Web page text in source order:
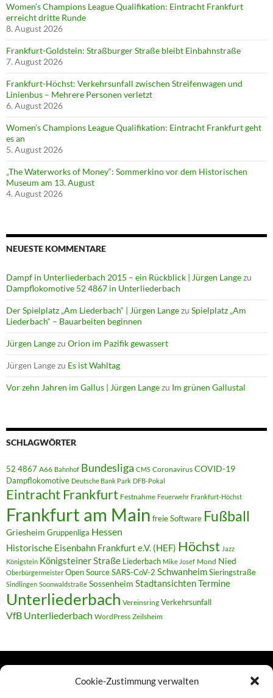
Cookie-Zustimmung verwalten
Women’s Champions League Qualifikation: Eintracht Frankfurt
erreicht dritte Runde
8. August 2026
Frankfurt-Goldstein: Straßburger Straße bleibt Einbahnstraße
7. August 2026
Frankfurt-Höchst: Verkehrsunfall zwischen Streifenwagen und
Linienbus – Mehrere Personen verletzt
6. August 2026
Women’s Champions League Qualifikation: Eintracht Frankfurt geht
es an
5. August 2026
„The Waterworks of Money“: Sommerkino vor dem Historischen
Museum am 13. August
4. August 2026
NEUESTE KOMMENTARE
Dampf in Unterliederbach 2015 – ein Rückblick | Jürgen Langezu
Dampflokomotive 52 4867 in Unterliederbach
Der Spielplatz „Am Liederbach“ | Jürgen Langezu Spielplatz „Am
Liederbach“ – Bauarbeiten beginnen
Jürgen Langezu Orion im Pazifik gewassert
Jürgen Langezu Es ist Wahltag
Vor zehn Jahren im Gallus | Jürgen Langezu Im grünen Gallustal
SCHLAGWÖRTER
52 4867 A66 Bahnhof Bundesliga CMS Coronavirus COVID-19
Dampflokomotive Deutsche Bank Park DFB-Pokal
Eintracht Frankfurt Festnahme Feuerwehr Frankfurt-Höchst
Frankfurt am Main freie Software Fußball
Griesheim Gruppenliga Hessen
Historische Eisenbahn Frankfurt e.V. (HEF) Höchst Jazz
Königstein Königsteiner Straße Liederbach Mike Josef Mond Nied
Oberbürgermeister Open SourceSARS-CoV-2 SchwanheimSieringstraße
Sindlingen Soonwaldstraße Sossenheim StadtansichtenTermine
Unterliederbach Vereinsring Verkehrsunfall
VfB Unterliederbach WordPress Zeilsheim